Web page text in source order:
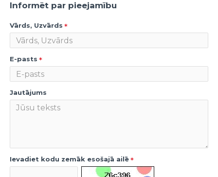
Informēt par pieejamību
Vārds, Uzvārds
E-pasts
Jautājums
Ievadiet kodu zemāk esošajā ailē